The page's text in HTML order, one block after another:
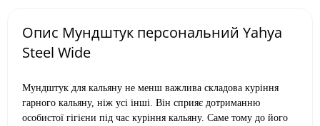
Опис Мундштук персональний Yahya
Steel Wide
Мундштук для кальяну не менш важлива складова куріння
гарного кальяну, ніж усі інші. Він сприяє дотриманню
особистої гігієни під час куріння кальяну. Саме тому до його